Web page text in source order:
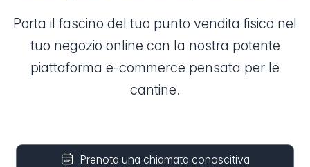
Porta il fascino del tuo punto vendita fisico nel
tuo negozio online con la nostra potente
piattaforma e-commerce pensata per le
cantine.
Prenota una chiamata conoscitiva